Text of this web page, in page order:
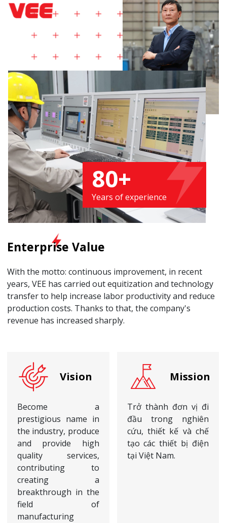
80+
Years of experience
Enterprise Value
With the motto: continuous improvement, in recent
years, VEE has carried out equitization and technology
transfer to help increase labor productivity and reduce
production costs. Thanks to that, the company's
revenue has increased sharply.
Vision
Become a
prestigious name in
the industry, produce
and provide high
quality services,
contributing to
creating a
breakthrough in the
field of
manufacturing
Mission
Trở thành đơn vị đi
đầu trong nghiên
cứu, thiết kế và chế
tạo các thiết bị điện
tại Việt Nam.